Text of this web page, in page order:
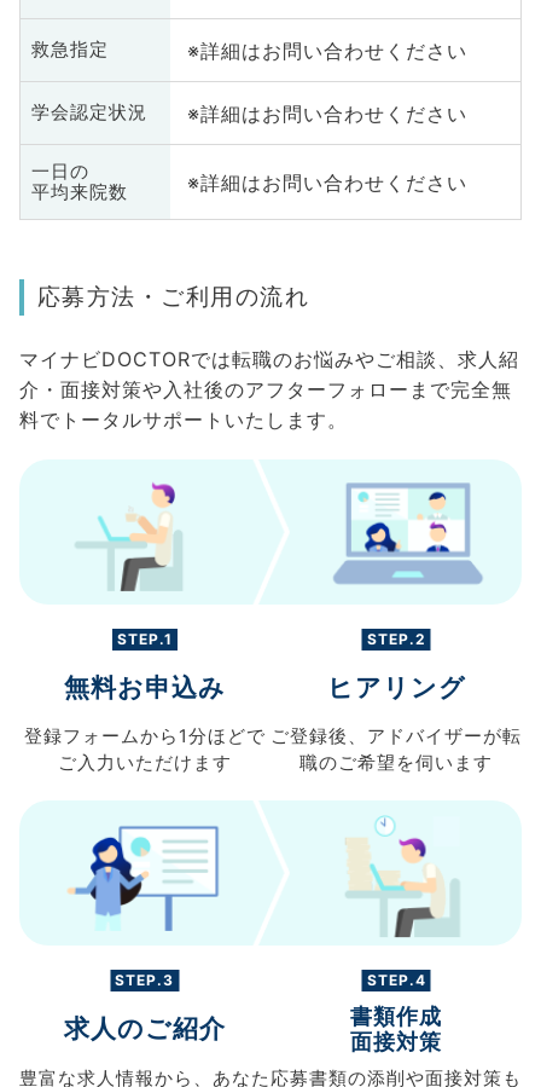
救急指定 ※詳細はお問い合わせください
学会認定状況 ※詳細はお問い合わせください
一日の
平均来院数
※詳細はお問い合わせください
応募方法・ご利用の流れ
マイナビDOCTORでは転職のお悩みやご相談、求人紹
介・面接対策や入社後のアフターフォローまで完全無
料でトータルサポートいたします。
STEP.1
無料お申込み
登録フォームから 1分ほどで
ご入力 いただけます
STEP.2
ヒアリング
ご登録後、 アドバイザーが転
職のご希望を伺います
STEP.3
求人のご紹介
豊富な求人情報から、 あなた
STEP.4
書類作成
面接対策
応募書類の添削や面接対策も